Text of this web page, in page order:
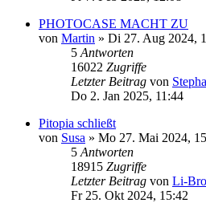
PHOTOCASE MACHT ZU
von Martin » Di 27. Aug 2024,
5 Antworten
16022 Zugriffe
Letzter Beitrag von
Do 2. Jan 2025, 11:44
Pitopia schließt
von Susa » Mo 27. Mai 2024,
5 Antworten
18915 Zugriffe
Letzter Beitrag von Li-Bro
Fr 25. Okt 2024, 15:42